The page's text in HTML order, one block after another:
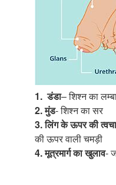
1. डंडा– शिश्न का
2.मुंड- शिश्न का सर
3. लिंग के ऊपर की त्वचा
की ऊपर वाली चमड़ी
4. मूत्रमार्ग का खुलाव-